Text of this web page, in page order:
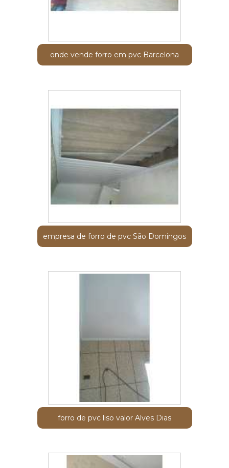
onde vende forro em pvc Barcelona
empresa de forro de pvc São Domingos
forro de pvc liso valor Alves Dias